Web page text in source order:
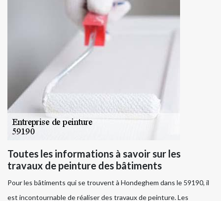
Toutes les informations à savoir sur les
travaux de peinture des bâtiments
Pour les bâtiments qui se trouvent à Hondeghem dans le 59190, il
est incontournable de réaliser des travaux de peinture. Les